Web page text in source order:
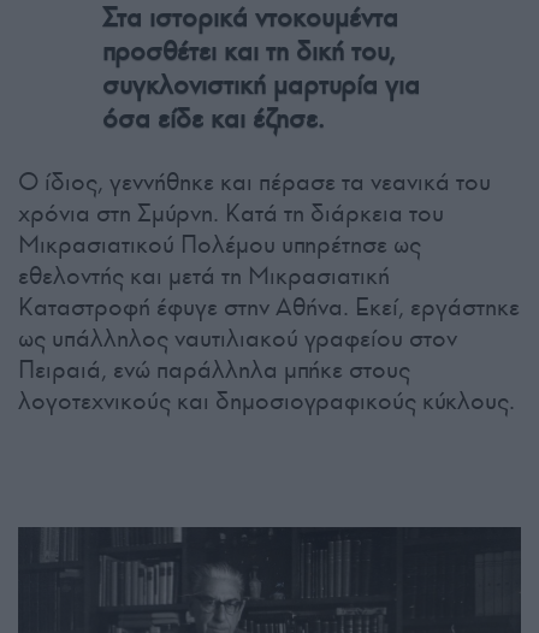
Στα ιστορικά ντοκουμέντα
προσθέτει και τη δική του,
συγκλονιστική μαρτυρία για
όσα είδε και έζησε.
Ο ίδιος, γεννήθηκε και πέρασε τα νεανικά του
χρόνια στη Σμύρνη. Κατά τη διάρκεια του
Μικρασιατικού Πολέμου υπηρέτησε ως
εθελοντής και μετά τη Μικρασιατική
Καταστροφή έφυγε στην Αθήνα. Εκεί, εργάστηκε
ως υπάλληλος ναυτιλιακού γραφείου στον
Πειραιά, ενώ παράλληλα μπήκε στους
λογοτεχνικούς και δημοσιογραφικούς κύκλους.